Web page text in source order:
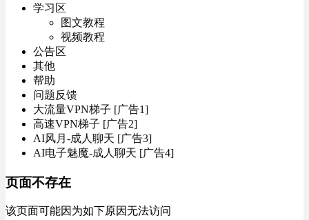
学习区
图文教程
视频教程
公告区
其他
帮助
问题反馈
大流量VPN梯子 [广告1]
高速VPN梯子 [广告2]
AI风月-成人聊天 [广告3]
AI电子魅魔-成人聊天 [广告4]
页面不存在
该页面可能因为如下原因无法访问